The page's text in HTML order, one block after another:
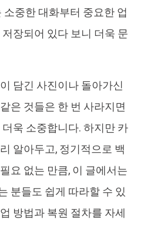
소중한 대화부터 중요한 업
장되어 있다 보니 더욱 문
담긴 사진이나 돌아가신
은 것들은 한 번 사라지면
욱 소중합니다. 하지만 카
알아두고, 정기적으로 백
요 없는 만큼, 이 글에서는
분들도 쉽게 따라할 수 있
방법과 복원 절차를 자세